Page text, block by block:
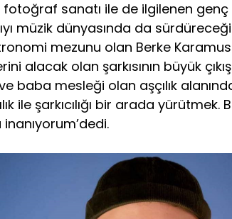
fotoğraf sanatı ile de ilgilenen genç
müzik dünyasında da
mezunu olan Berke
alacak olan şarkısının büyük
baba mesleği olan aşçılık
ile şarkıcılığı bir arada yürütmek.